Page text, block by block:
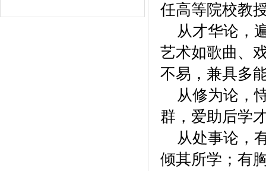
任高等院校教
从才华论，
艺术如歌曲、
不易，兼具多
从修为论，
群，爱助后学
从处事论，
倾其所学；有
河北省不动产商会